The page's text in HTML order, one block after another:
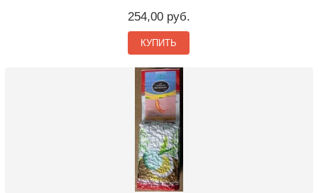
254,00 руб.
КУПИТЬ